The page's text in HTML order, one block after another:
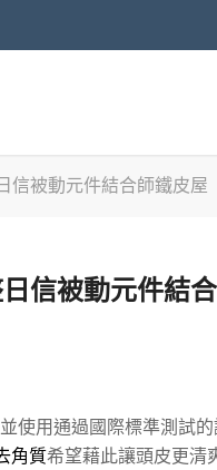
信被動元件結合師鐵皮屋
信被動元件結
並使用通過國際標準測試
角質希望藉此讓頭皮更清